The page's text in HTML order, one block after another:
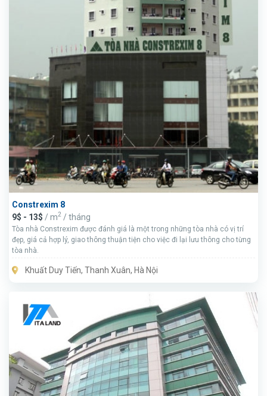
Constrexim 8
9$ - 13$ / m2 / tháng
Tòa nhà Constrexim được đánh giá là một trong những tòa nhà có vị trí
đẹp, giá cả hợp lý, giao thông thuận tiện cho việc đi lại lưu thông cho từng
tòa nhà.
Khuất Duy Tiến, Thanh Xuân, Hà Nội